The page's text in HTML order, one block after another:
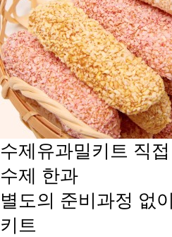
수제유과밀키트 직
수제 한과
별도의 준비과정 없
키트